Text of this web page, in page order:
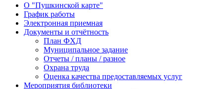
О "Пушкинской карте"
График работы
Электронная приемная
Документы и отчётность
План ФХД
Муниципальное задание
Отчеты / планы / разное
Охрана труда
Оценка качества предоставляемых услуг
Мероприятия библиотеки